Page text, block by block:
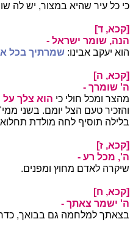
כי כל עיר שהיא במצור, יש לה
[קכא, ד]
הנה, שומר ישראל -
הוא יעקב אבינו: שמרתיך בכל
[קכא, ה]
ה' שומרך -
מהצר ומכל חולי כי הוא צלך על
והזכיר טעם הצל יומם. בשני
בלילה תוסיף לחה מולדת
[קכא, ז]
ה', מכל רע -
שיקרה לאדם מחוץ ומפנים.
[קכא, ח]
ה' ישמר צאתך -
בצאתך למלחמה גם בבואך,